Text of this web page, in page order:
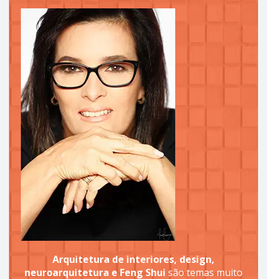
Arquitetura de interiores, design,
neuroarquitetura e Feng Shui são temas muito